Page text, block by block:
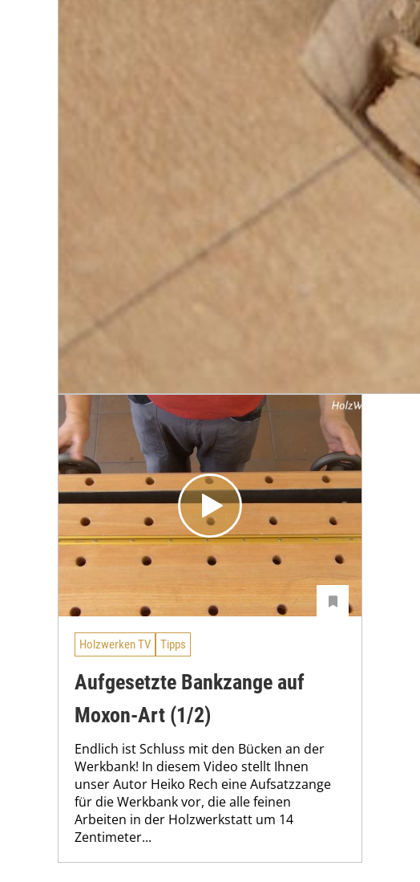
Holzwerken TV Tipps
Aufgesetzte Bankzange auf
Moxon-Art (1/2)
Endlich ist Schluss mit den Bücken an der
Werkbank! In diesem Video stellt Ihnen
unser Autor Heiko Rech eine Aufsatzzange
für die Werkbank vor, die alle feinen
Arbeiten in der Holzwerkstatt um 14
Zentimeter...